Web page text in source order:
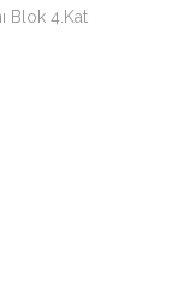
Blok 4.Kat